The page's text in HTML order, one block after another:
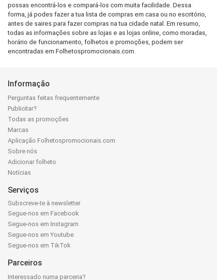
possas encontrá-los e compará-los com muita facilidade. Dessa
forma, já podes fazer a tua lista de compras em casa ou no escritório,
antes de saires para fazer compras na tua cidade natal. Em resumo,
todas as informações sobre as lojas e as lojas online, como moradas,
horário de funcionamento, folhetos e promoções, podem ser
encontradas em Folhetospromocionais.com.
Informação
Perguntas feitas frequentemente
Publicitar?
Todas as promoções
Marcas
Aplicação Folhetospromocionais.com
Sobre nós
Adicionar folheto
Notícias
Serviços
Subscreve-te à newsletter
Segue-nos em Facebook
Segue-nos em Instagram
Segue-nos em Youtube
Segue-nos em TikTok
Parceiros
Interessado numa parceria?